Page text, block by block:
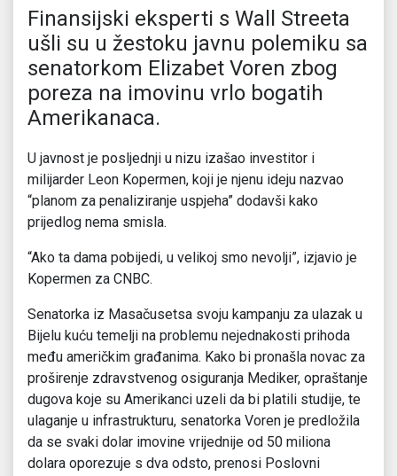
Finansijski eksperti s Wall Streeta
ušli su u žestoku javnu polemiku sa
senatorkom Elizabet Voren zbog
poreza na imovinu vrlo bogatih
Amerikanaca.
U javnost je posljednji u nizu izašao investitor i
milijarder Leon Kopermen, koji je njenu ideju nazvao
“planom za penaliziranje uspjeha” dodavši kako
prijedlog nema smisla.
“Ako ta dama pobijedi, u velikoj smo nevolji”, izjavio je
Kopermen za CNBC.
Senatorka iz Masačusetsa svoju kampanju za ulazak u
Bijelu kuću temelji na problemu nejednakosti prihoda
među američkim građanima. Kako bi pronašla novac za
proširenje zdravstvenog osiguranja Mediker, opraštanje
dugova koje su Amerikanci uzeli da bi platili studije, te
ulaganje u infrastrukturu, senatorka Voren je predložila
da se svaki dolar imovine vrijednije od 50 miliona
dolara oporezuje s dva odsto, prenosi Poslovni